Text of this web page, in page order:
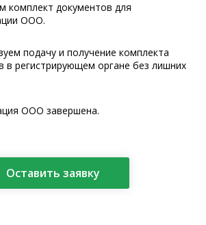
комплект документов для
ООО.
подачу и получение комплекта
в регистрирующем органе без лишних
ООО завершена.
Оставить заявку